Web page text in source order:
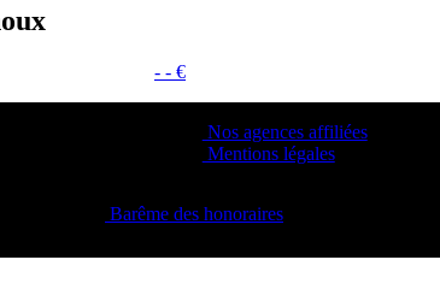
- - €
Nos agences affiliées
Mentions légales
Barême des honoraires